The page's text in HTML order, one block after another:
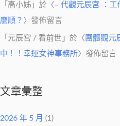
「 高小姊 」於〈– 代觀元辰宮 ：工
麼順？ 〉發佈留言
「 元辰宮 / 看前世 」於〈 團體觀元
中！！幸運女神事務所〉發佈留言
文章彙整
2026 年 5 月 (1)